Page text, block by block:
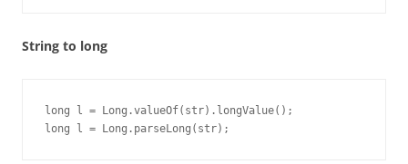
String to long
long l = Long.valueOf(str).longValue();
long l = Long.parseLong(str);